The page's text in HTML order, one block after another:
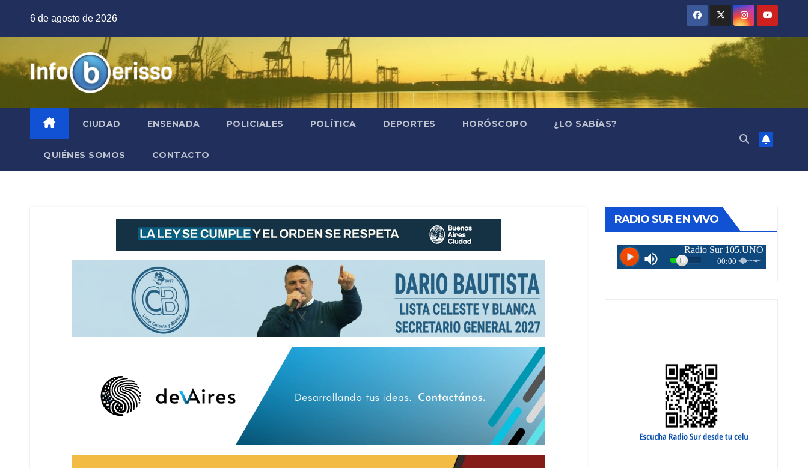
6 de agosto de 2026
CIUDAD ENSENADA POLICIALES POLÍTICA DEPORTES HORÓSCOPO ¿LO SABÍAS?
QUIÉNES SOMOS CONTACTO
RADIO SUR EN VIVO